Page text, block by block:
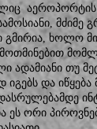
გმირია, ხოლო
ადამიანი თუ
და იწყება
ეს ორი